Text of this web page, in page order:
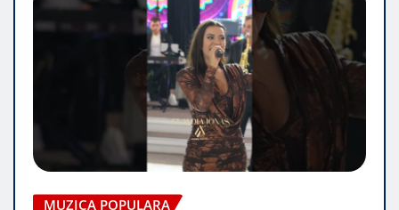
MUZICA POPULARA